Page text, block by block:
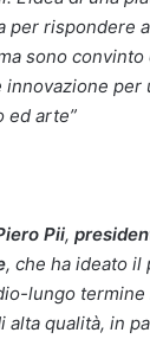
per rispondere
sono convinto
per
ed arte”
Pii,
, che ha ideato il
lungo
alta qualità, in